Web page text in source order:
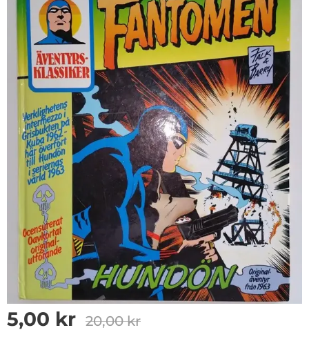
5,00 kr 20,00kr